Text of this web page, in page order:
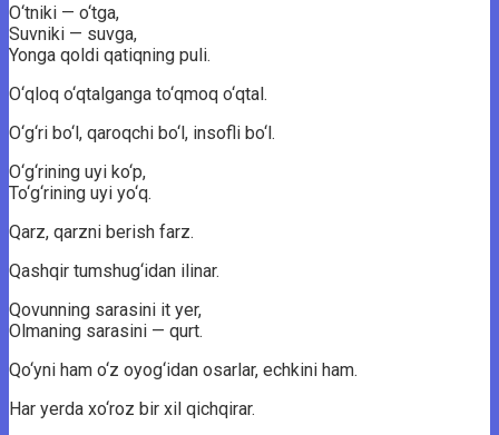
O‘tniki — o‘tga,
Suvniki — suvga,
Yonga qoldi qatiqning puli.
O‘qloq o‘qtalganga to‘qmoq o‘qtal.
O‘g‘ri bo‘l, qaroqchi bo‘l, insofli bo‘l.
O‘g‘rining uyi ko‘p,
To‘g‘rining uyi yo‘q.
Qarz, qarzni berish farz.
Qashqir tumshug‘idan ilinar.
Qovunning sarasini it yer,
Olmaning sarasini — qurt.
Qo‘yni ham o‘z oyog‘idan osarlar, echkini ham.
Har yerda xo‘roz bir xil qichqirar.